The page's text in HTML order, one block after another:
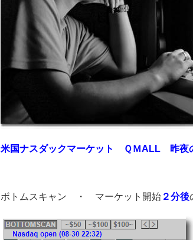
米国ナスダックマーケット ＱＭALL 昨夜
ボトムスキャン ・ マーケット開始 ２分後